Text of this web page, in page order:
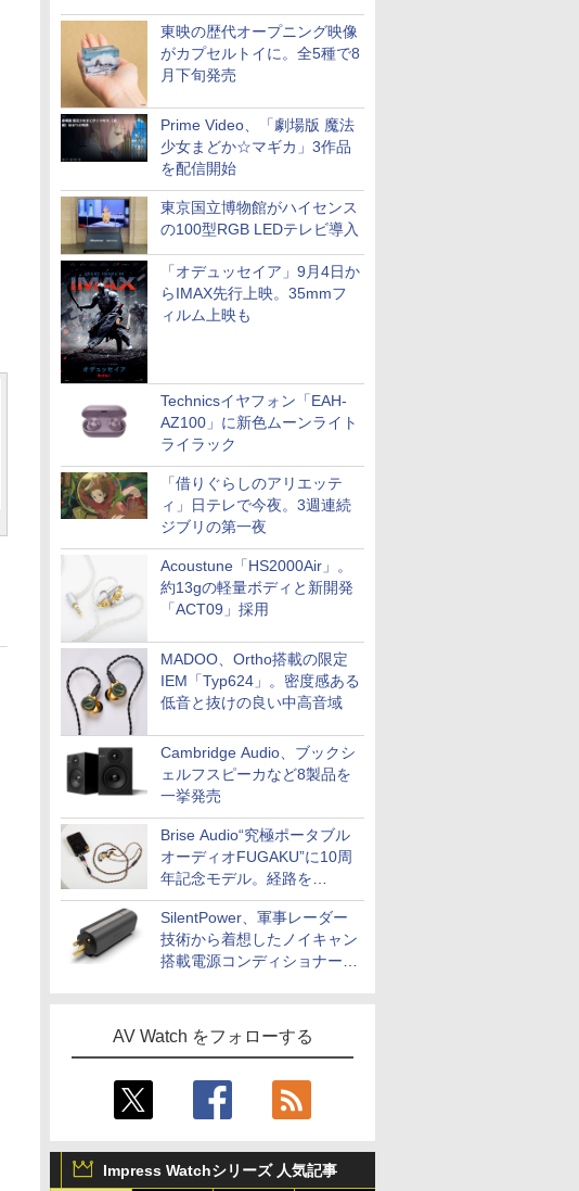
東映の歴代オープニング映像
がカプセルトイに。全5種で8
月下旬発売
Prime Video、「劇場版 魔法
少女まどか☆マギカ」3作品
を配信開始
東京国立博物館がハイセンス
の100型RGB LEDテレビ導入
「オデュッセイア」9月4日か
らIMAX先行上映。35mmフ
ィルム上映も
Technicsイヤフォン「EAH-
AZ100」に新色ムーンライト
ライラック
「借りぐらしのアリエッテ
ィ」日テレで今夜。3週連続
ジブリの第一夜
Acoustune「HS2000Air」。
約13gの軽量ボディと新開発
「ACT09」採用
MADOO、Ortho搭載の限定
IEM「Typ624」。密度感ある
低音と抜けの良い中高音域
Cambridge Audio、ブックシ
ェルフスピーカなど8製品を
一挙発売
Brise Audio“究極ポータブル
オーディオFUGAKU”に10周
年記念モデル。経路を
NISHIKIで統一。400万円
SilentPower、軍事レーダー
技術から着想したノイキャン
搭載電源コンディショナー
AV Watch をフォローする
Impress Watchシリーズ 人気記事